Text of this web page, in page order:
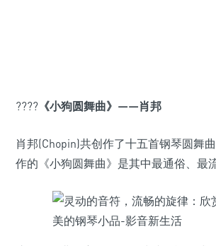
???? 《小狗圆舞曲》——肖邦
肖邦(Chopin)共创作了十五首钢琴圆舞
作的《小狗圆舞曲》是其中最通俗、最